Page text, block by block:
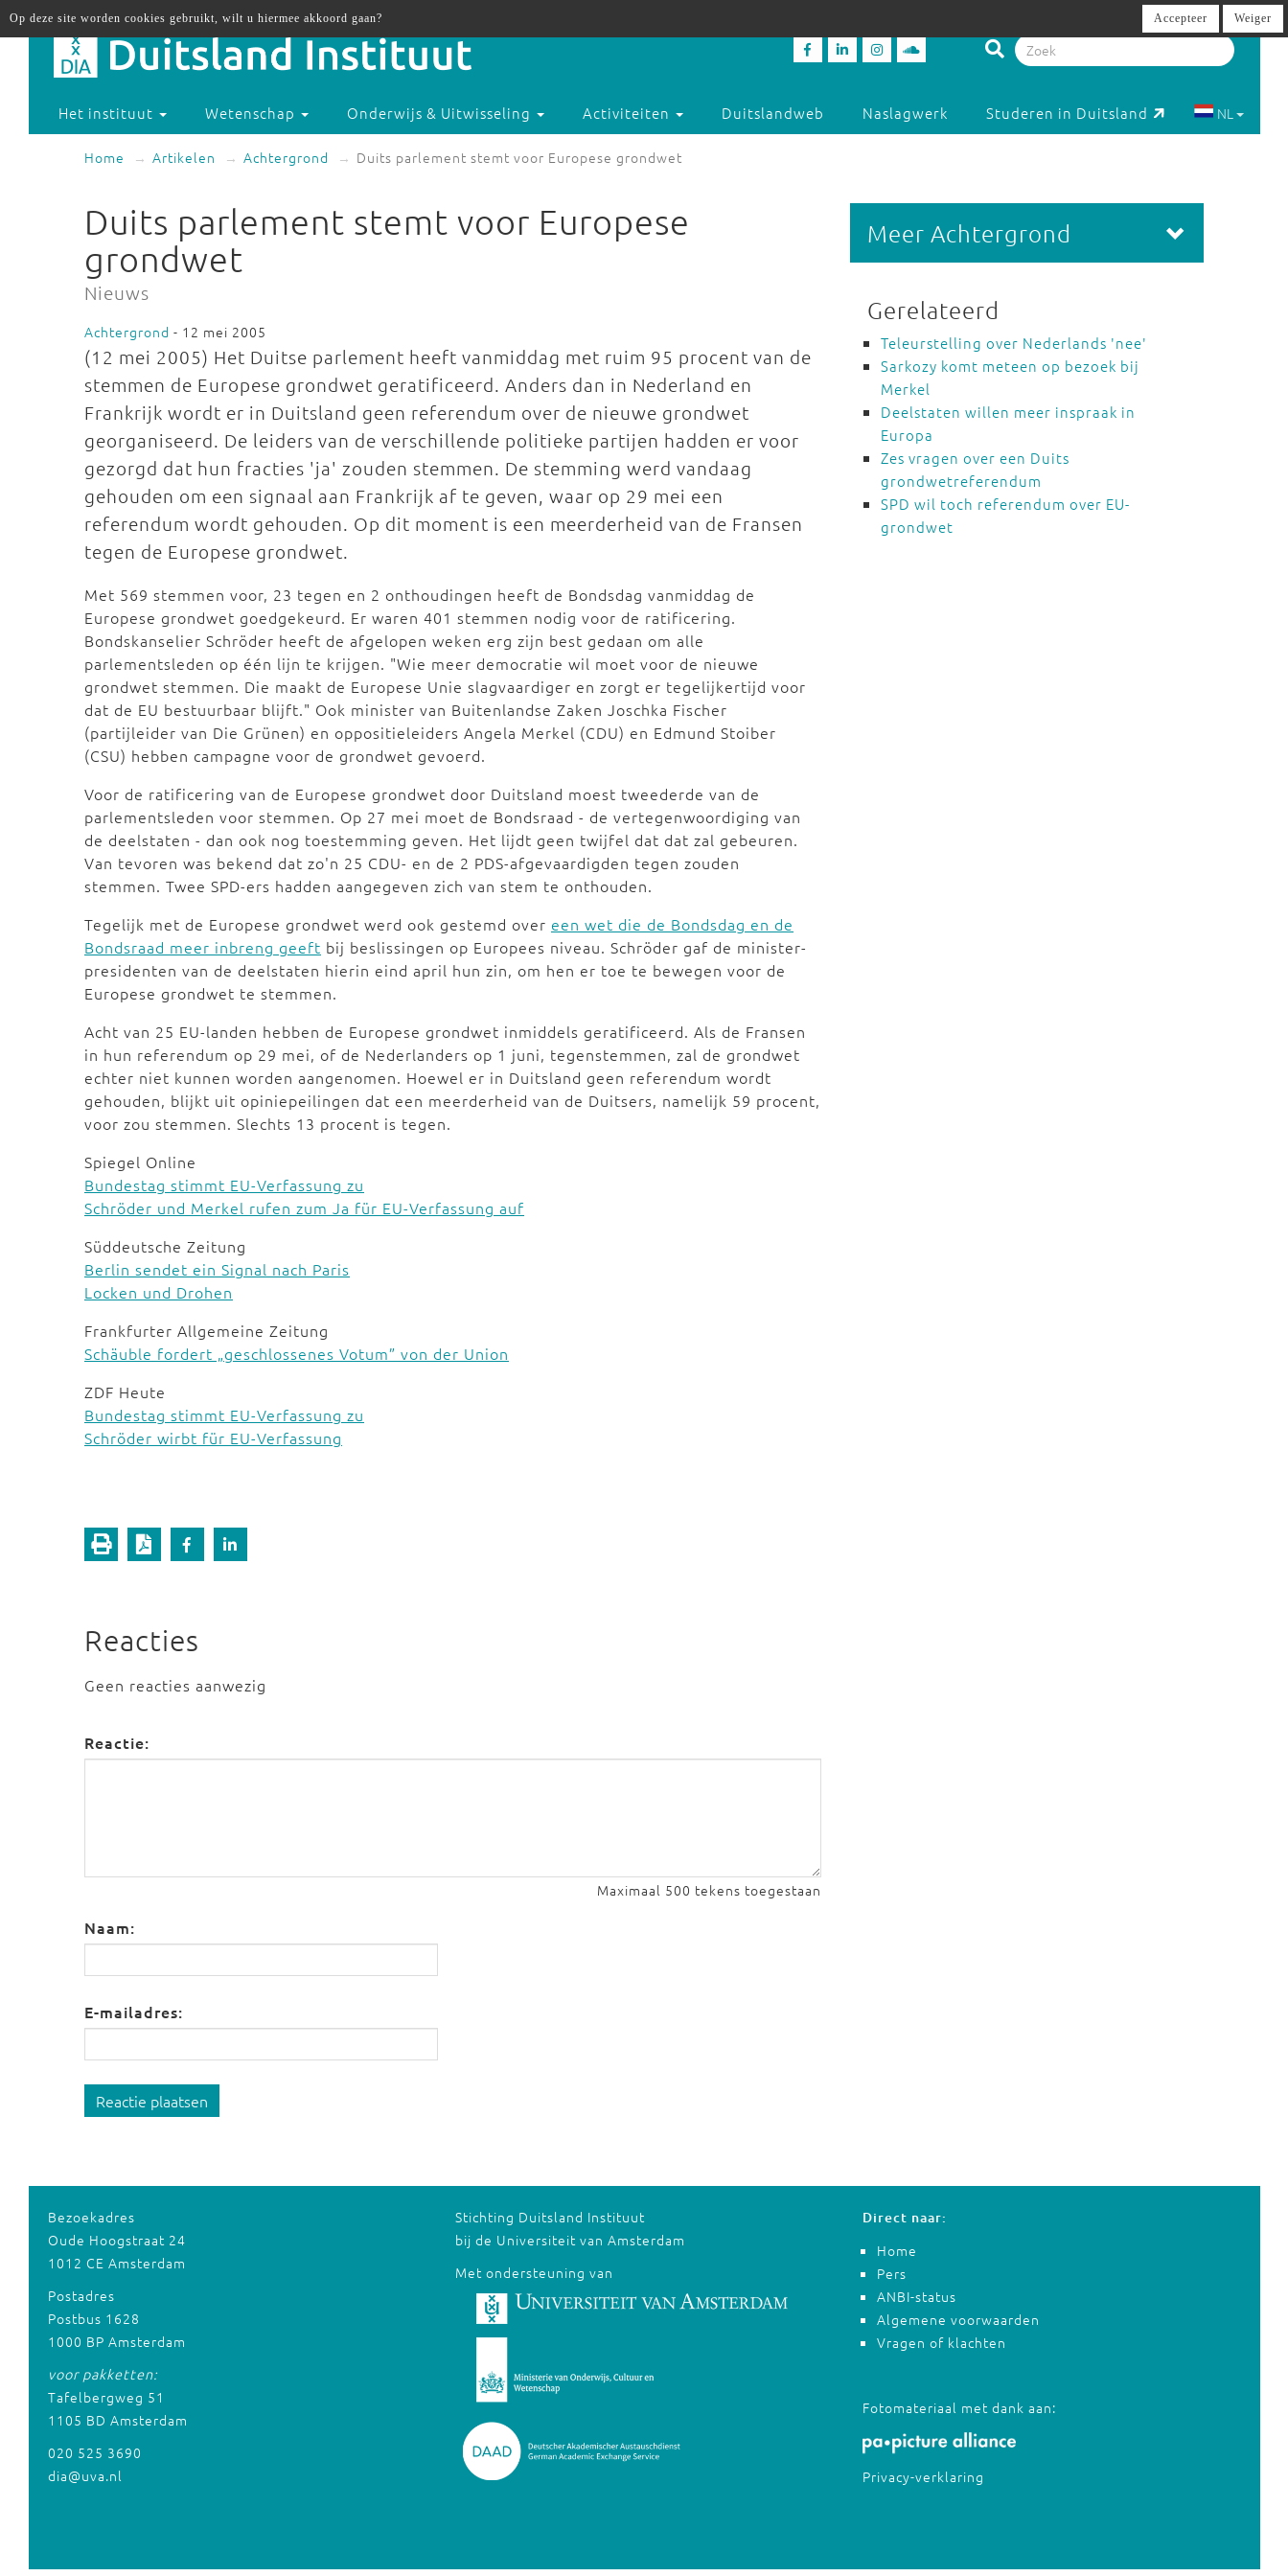
Het instituut Wetenschap Onderwijs & Uitwisseling Activiteiten Duitslandweb Naslagwerk Studeren in Duitsland NL
Home Artikelen Achtergrond Duits parlement stemt voor Europese grondwet
Duits parlement stemt voor Europese
grondwet
Nieuws
Achtergrond - 12 mei 2005
(12 mei 2005) Het Duitse parlement heeft vanmiddag met ruim 95 procent van de
stemmen de Europese grondwet geratificeerd. Anders dan in Nederland en
Frankrijk wordt er in Duitsland geen referendum over de nieuwe grondwet
georganiseerd. De leiders van de verschillende politieke partijen hadden er voor
gezorgd dat hun fracties 'ja' zouden stemmen. De stemming werd vandaag
gehouden om een signaal aan Frankrijk af te geven, waar op 29 mei een
referendum wordt gehouden. Op dit moment is een meerderheid van de Fransen
tegen de Europese grondwet.
Met 569 stemmen voor, 23 tegen en 2 onthoudingen heeft de Bondsdag vanmiddag de
Europese grondwet goedgekeurd. Er waren 401 stemmen nodig voor de ratificering.
Bondskanselier Schröder heeft de afgelopen weken erg zijn best gedaan om alle
parlementsleden op één lijn te krijgen. "Wie meer democratie wil moet voor de nieuwe
grondwet stemmen. Die maakt de Europese Unie slagvaardiger en zorgt er tegelijkertijd voor
dat de EU bestuurbaar blijft." Ook minister van Buitenlandse Zaken Joschka Fischer
(partijleider van Die Grünen) en oppositieleiders Angela Merkel (CDU) en Edmund Stoiber
(CSU) hebben campagne voor de grondwet gevoerd.
Voor de ratificering van de Europese grondwet door Duitsland moest tweederde van de
parlementsleden voor stemmen. Op 27 mei moet de Bondsraad - de vertegenwoordiging van
de deelstaten - dan ook nog toestemming geven. Het lijdt geen twijfel dat dat zal gebeuren.
Van tevoren was bekend dat zo'n 25 CDU- en de 2 PDS-afgevaardigden tegen zouden
stemmen. Twee SPD-ers hadden aangegeven zich van stem te onthouden.
Tegelijk met de Europese grondwet werd ook gestemd over een wet die de Bondsdag en de
Bondsraad meer inbreng geeft bij beslissingen op Europees niveau. Schröder gaf de minister-
presidenten van de deelstaten hierin eind april hun zin, om hen er toe te bewegen voor de
Europese grondwet te stemmen.
Acht van 25 EU-landen hebben de Europese grondwet inmiddels geratificeerd. Als de Fransen
in hun referendum op 29 mei, of de Nederlanders op 1 juni, tegenstemmen, zal de grondwet
echter niet kunnen worden aangenomen. Hoewel er in Duitsland geen referendum wordt
gehouden, blijkt uit opiniepeilingen dat een meerderheid van de Duitsers, namelijk 59 procent,
voor zou stemmen. Slechts 13 procent is tegen.
Spiegel Online
Bundestag stimmt EU-Verfassung zu
Schröder und Merkel rufen zum Ja für EU-Verfassung auf
Süddeutsche Zeitung
Berlin sendet ein Signal nach Paris
Locken und Drohen
Frankfurter Allgemeine Zeitung
Schäuble fordert „geschlossenes Votum” von der Union
ZDF Heute
Bundestag stimmt EU-Verfassung zu
Schröder wirbt für EU-Verfassung
Reacties
Geen reacties aanwezig
Reactie:
Maximaal 500 tekens toegestaan
Naam:
E-mailadres:
Reactie plaatsen
Meer Achtergrond
Gerelateerd
Teleurstelling over Nederlands 'nee'
Sarkozy komt meteen op bezoek bij
Merkel
Deelstaten willen meer inspraak in
Europa
Zes vragen over een Duits
grondwetreferendum
SPD wil toch referendum over EU-
grondwet
Bezoekadres
Oude Hoogstraat 24
1012 CE Amsterdam
Postadres
Postbus 1628
1000 BP Amsterdam
voor pakketten:
Tafelbergweg 51
1105 BD Amsterdam
020 525 3690
dia@uva.nl
Stichting Duitsland Instituut
bij de Universiteit van Amsterdam
Met ondersteuning van
Direct naar:
Home
Pers
ANBI-status
Algemene voorwaarden
Vragen of klachten
Fotomateriaal met dank aan:
Privacy-verklaring
Op deze site worden cookies gebruikt, wilt u hiermee akkoord gaan? Accepteer Weiger